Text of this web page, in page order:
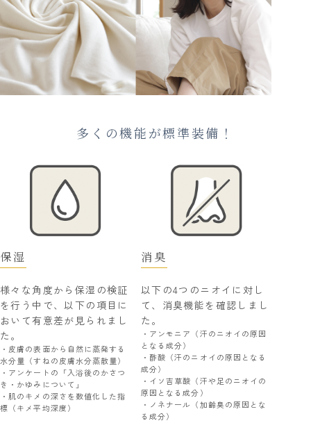
多くの機能が標準装備！
保湿
様々な角度から保湿の検証
を行う中で、以下の項目に
おいて有意差が見られまし
た。
・皮膚の表面から自然に蒸発する
水分量（すねの皮膚水分蒸散量）
・アンケートの「入浴後のかさつ
き・かゆみについて」
・肌のキメの深さを数値化した指
標（キメ平均深度）
消臭
以下の4つのニオイに対し
て、消臭機能を確認しまし
た。
・アンモニア（汗のニオイの原因
となる成分）
・酢酸（汗のニオイの原因となる
成分）
・イソ吉草酸（汗や足のニオイの
原因となる成分）
・ノネナール（加齢臭の原因とな
る成分）